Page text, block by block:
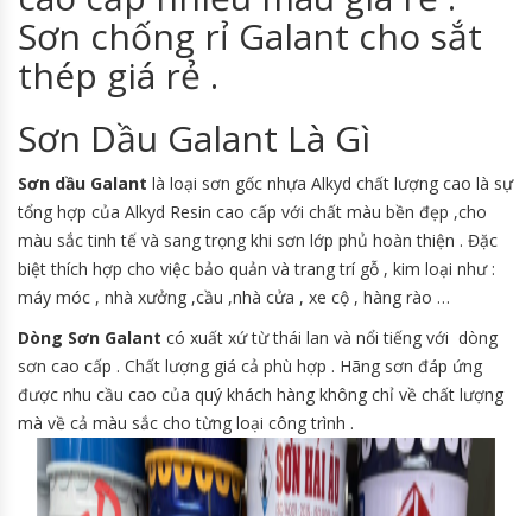
Sơn chống rỉ Galant cho sắt
thép giá rẻ .
Sơn Dầu Galant Là Gì
Sơn dầu Galant là loại sơn gốc nhựa Alkyd chất lượng cao là sự
tổng hợp của Alkyd Resin cao cấp với chất màu bền đẹp ,cho
màu sắc tinh tế và sang trọng khi sơn lớp phủ hoàn thiện . Đặc
biệt thích hợp cho việc bảo quản và trang trí gỗ , kim loại như :
máy móc , nhà xưởng ,cầu ,nhà cửa , xe cộ , hàng rào …
Dòng Sơn Galant có xuất xứ từ thái lan và nổi tiếng với dòng
sơn cao cấp . Chất lượng giá cả phù hợp . Hãng sơn đáp ứng
được nhu cầu cao của quý khách hàng không chỉ về chất lượng
mà về cả màu sắc cho từng loại công trình .